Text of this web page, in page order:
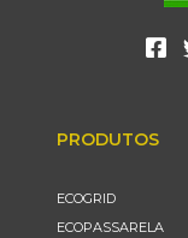
PRODUTOS
ECOGRID
ECOPASSARELA